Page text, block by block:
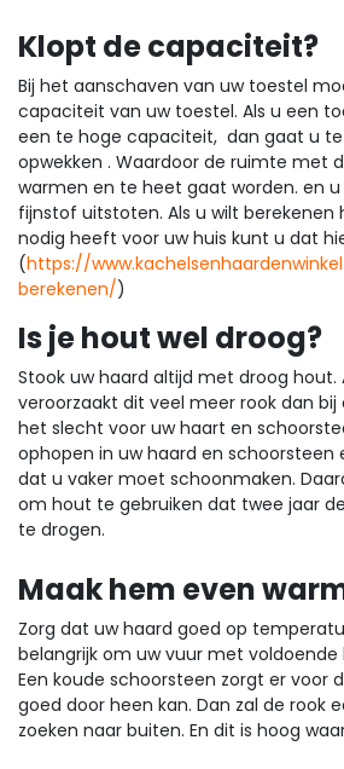
Klopt de capaciteit?
Bij het aanschaven van uw toestel
capaciteit van uw toestel. Als u een
een te hoge capaciteit, dan gaat u
opwekken . Waardoor de ruimte met
warmen en te heet gaat worden. en
fijnstof uitstoten. Als u wilt berekenen
nodig heeft voor uw huis kunt u dat
(https://
berekenen/)
Is je hout wel droog?
Stook uw haard altijd met droog hout.
veroorzaakt dit veel meer rook dan bij
het slecht voor uw haart en
ophopen in uw haard en schoorsteen
dat u vaker moet schoonmaken.
om hout te gebruiken dat twee jaar
te drogen.
Maak hem even
Zorg dat uw haard goed op
belangrijk om uw vuur met
Een koude schoorsteen zorgt er voor
goed door heen kan. Dan zal de rook
zoeken naar buiten. En dit is hoog